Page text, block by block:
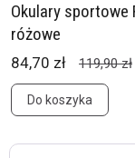
Okulary
różowe
84,70 zł 119,90 zł
Do koszyka